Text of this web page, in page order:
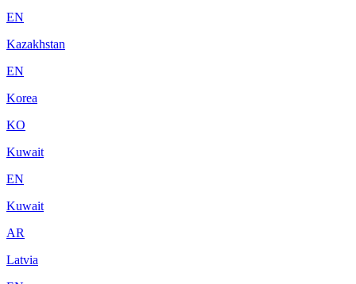
EN
Kazakhstan
EN
Korea
KO
Kuwait
EN
Kuwait
AR
Latvia